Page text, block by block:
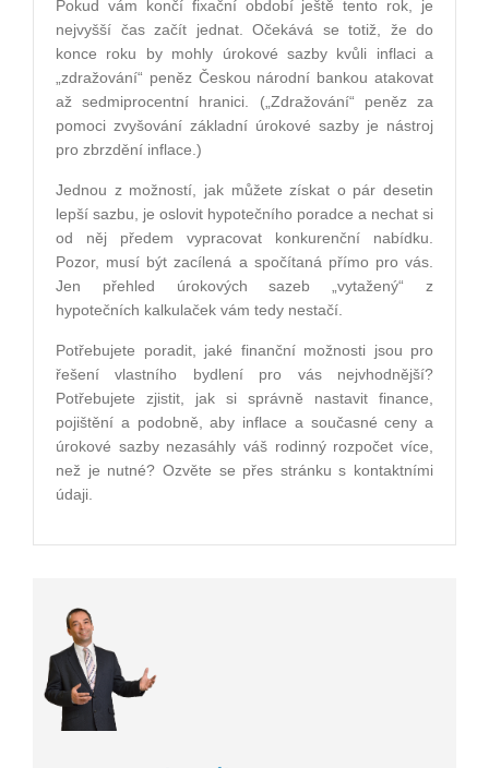
Pokud vám končí fixační období ještě tento rok, je
nejvyšší čas začít jednat. Očekává se totiž, že do
konce roku by mohly úrokové sazby kvůli inflaci a
„zdražování“ peněz Českou národní bankou atakovat
až sedmiprocentní hranici. („Zdražování“ peněz za
pomoci zvyšování základní úrokové sazby je nástroj
pro zbrzdění inflace.)
Jednou z možností, jak můžete získat o pár desetin
lepší sazbu, je oslovit hypotečního poradce a nechat si
od něj předem vypracovat konkurenční nabídku.
Pozor, musí být zacílená a spočítaná přímo pro vás.
Jen přehled úrokových sazeb „vytažený“ z
hypotečních kalkulaček vám tedy nestačí.
Potřebujete poradit, jaké finanční možnosti jsou pro
řešení vlastního bydlení pro vás nejvhodnější?
Potřebujete zjistit, jak si správně nastavit finance,
pojištění a podobně, aby inflace a současné ceny a
úrokové sazby nezasáhly váš rodinný rozpočet více,
než je nutné? Ozvěte se přes stránku s kontaktními
údaji.